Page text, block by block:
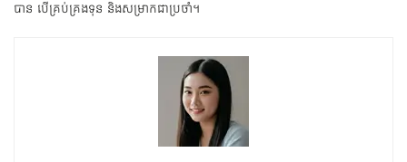
បាន បើគ្រប់គ្រងទុន និងសម្រាកជាប្រចាំ។